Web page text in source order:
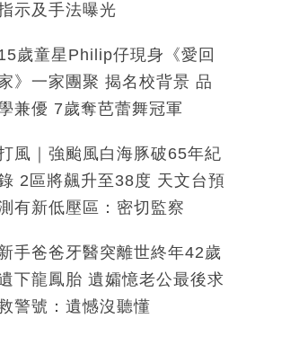
示及手法曝光
歲童星Philip仔現身《愛回
》一家團聚 揭名校背景 品
兼優 7歲奪芭蕾舞冠軍
風｜強颱風白海豚破65年紀
2區將飆升至38度 天文台預
有新低壓區：密切監察
手爸爸牙醫突離世終年42歲
下龍鳳胎 遺孀憶老公最後求
警號：遺憾沒聽懂